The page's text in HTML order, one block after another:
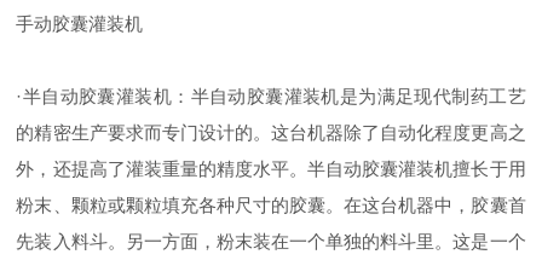
手动胶囊灌装机
·半自动胶囊灌装机：半自动胶囊灌装机是为满足现代制药工艺
的精密生产要求而专门设计的。这台机器除了自动化程度更高之
外，还提高了灌装重量的精度水平。半自动胶囊灌装机擅长于用
粉末、颗粒或颗粒填充各种尺寸的胶囊。在这台机器中，胶囊首
先装入料斗。另一方面，粉末装在一个单独的料斗里。这是一个